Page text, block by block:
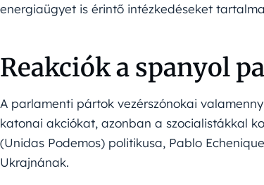
energiaügyet is érintő intézkedéseket
Reakciók a spanyol
A parlamenti pártok vezérszónokai
katonai akciókat, azonban a szocialistákkal
(Unidas Podemos) politikusa, Pablo
Ukrajnának.